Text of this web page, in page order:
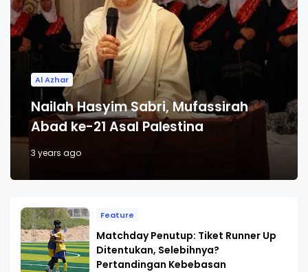
Al Azhar
Nailah Hasyim Sabri, Mufassirah
Abad ke-21 Asal Palestina
3 years ago
Feature
Matchday Penutup: Tiket Runner Up
Ditentukan, Selebihnya?
Pertandingan Kebebasan